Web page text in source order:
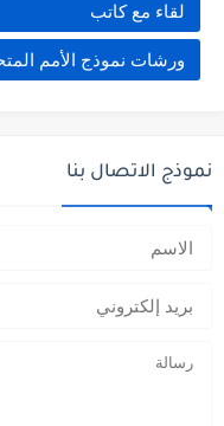
لقاء مع كاتب
ورشات نموذج الأمم
نموذج الاتصال بنا